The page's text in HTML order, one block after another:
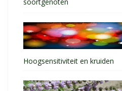
soortgenoten
Hoogsensitiviteit en kruiden